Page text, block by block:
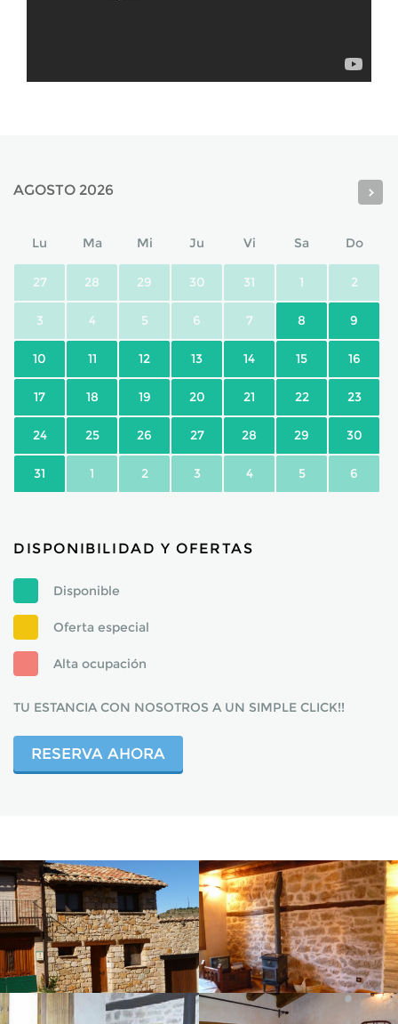
AGOSTO 2026
Lu Ma Mi Ju Vi Sa Do
27 28 29 30 31 1 2
3 4 5 6 7 8 9
10 11 12 13 14 15 16
17 18 19 20 21 22 23
24 25 26 27 28 29 30
31 1 2 3 4 5 6
DISPONIBILIDAD Y OFERTAS
Disponible
Oferta especial
Alta ocupación
TU ESTANCIA CON NOSOTROS A UN SIMPLE CLICK!!
RESERVA AHORA